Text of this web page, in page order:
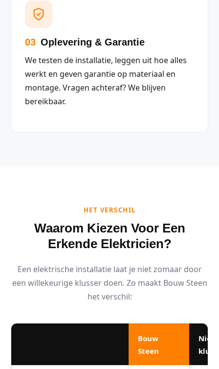
03 Oplevering & Garantie
We testen de installatie, leggen uit hoe alles
werkt en geven garantie op materiaal en
montage. Vragen achteraf? We blijven
bereikbaar.
HET VERSCHIL
Waarom Kiezen Voor Een
Erkende Elektricien?
Een elektrische installatie laat je niet zomaar door
een willekeurige klusser doen. Zo maakt Bouw Steen
het verschil:
Bouw
Steen
Niet-